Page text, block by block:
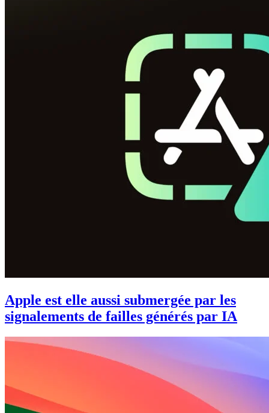
Apple est elle aussi submergée par les
signalements de failles générés par IA